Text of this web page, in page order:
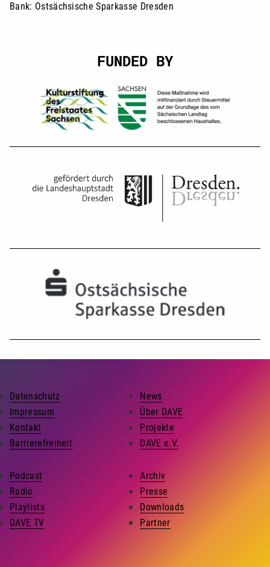
Bank: Ostsächsische Sparkasse Dresden
FUNDED BY
Datenschutz
Impressum
Kontakt
Barrierefreiheit
News
Über DAVE
Projekte
DAVE e.V.
Podcast
Radio
Playlists
DAVE TV
Archiv
Presse
Downloads
Partner